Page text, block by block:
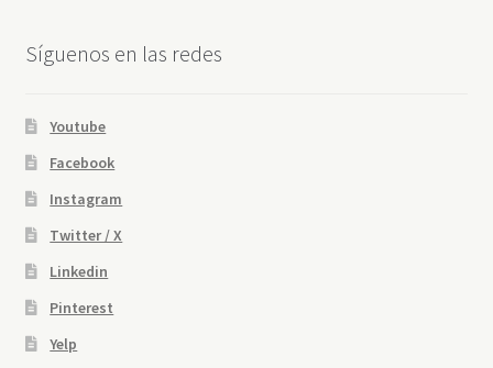
Síguenos en las redes
Youtube
Facebook
Instagram
Twitter / X
Linkedin
Pinterest
Yelp